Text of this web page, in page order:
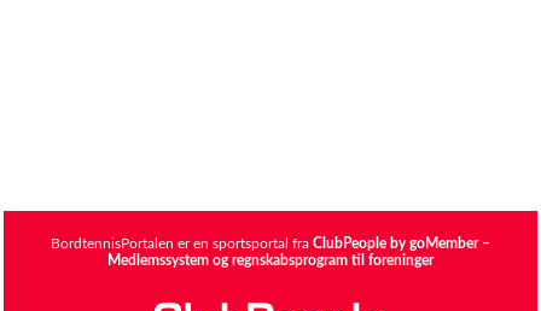
BordtennisPortalen er en sportsportal fra ClubPeople by goMember –
Medlemssystem og regnskabsprogram til foreninger